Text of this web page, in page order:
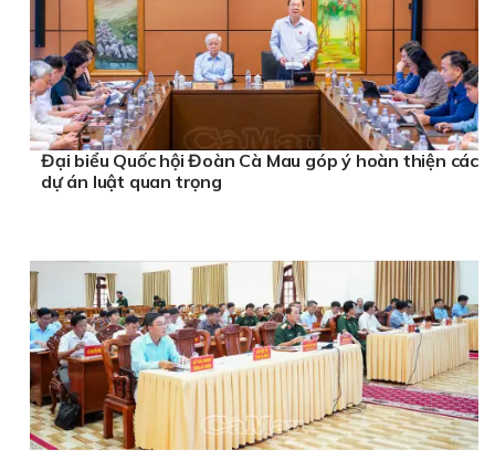
Đại biểu Quốc hội Đoàn Cà Mau góp ý hoàn thiện các
dự án luật quan trọng